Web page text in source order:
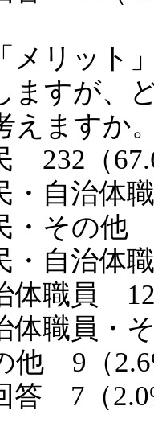
リット」
ますが、
えます
232（
自治体
・その他
自治体
職員 12
職員・
他 9（
答 7（